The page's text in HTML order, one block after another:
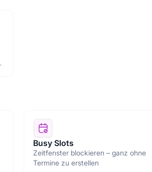
Busy Slots
Zeitfenster blockieren – ganz ohne
Termine zu erstellen